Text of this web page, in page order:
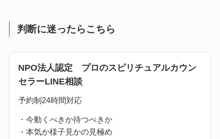
判断に迷ったらこちら
NPO法人認定 プロのスピリチュアルカウン
セラーLINE相談
予約制24時間対応
・今動くべきか待つべきか
・本気か様子見かの見極め